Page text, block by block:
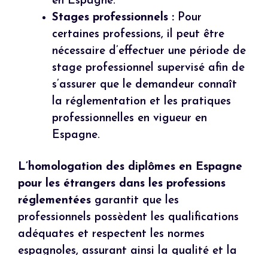
Stages professionnels : Pour
certaines professions, il peut être
nécessaire d’effectuer une période de
stage professionnel supervisé afin de
s’assurer que le demandeur connaît
la réglementation et les pratiques
professionnelles en vigueur en
Espagne.
L’homologation des diplômes en Espagne
pour les étrangers dans les professions
réglementées garantit que les
professionnels possèdent les qualifications
adéquates et respectent les normes
espagnoles, assurant ainsi la qualité et la